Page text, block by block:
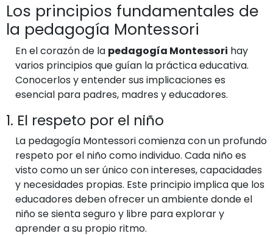
Los principios fundamentales de
la pedagogía Montessori
En el corazón de la pedagogía Montessori hay
varios principios que guían la práctica educativa.
Conocerlos y entender sus implicaciones es
esencial para padres, madres y educadores.
1. El respeto por el niño
La pedagogía Montessori comienza con un profundo
respeto por el niño como individuo. Cada niño es
visto como un ser único con intereses, capacidades
y necesidades propias. Este principio implica que los
educadores deben ofrecer un ambiente donde el
niño se sienta seguro y libre para explorar y
aprender a su propio ritmo.